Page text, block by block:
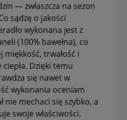
— zwłaszcza na sezon
sądzę o jakości
wykonana jest z
(100% bawełna), co
miękkość, trwałość i
Dzięki temu
się nawet w
wykonania oceniam
nie mechaci się szybko, a
swoje właściwości.